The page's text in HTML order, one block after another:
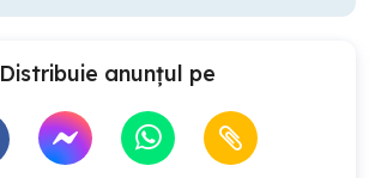
Distribuie anunțul pe